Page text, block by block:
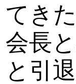
てき
会長
と引